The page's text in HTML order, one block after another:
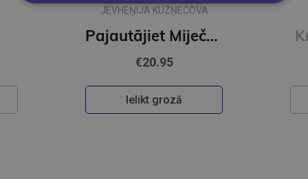
JEVHEŅIJA KUZŅECOVA
Pajautājiet Miječkai
€20.95
Ielikt grozā